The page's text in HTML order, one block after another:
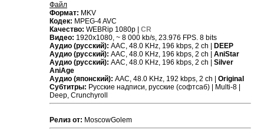
Файл
Формат: MKV
Кодек: MPEG-4 AVC
Качество: WEBRip 1080p | CR
Видео: 1920x1080, ~ 8 000 kb/s, 23.976 FPS. 8 bits
Аудио (русский): AAC, 48.0 KHz, 196 kbps, 2 ch |
DEEP
Аудио (русский): AAC, 48.0 KHz, 196 kbps, 2 ch | AniStar
Аудио (русский): AAC, 48.0 KHz, 196 kbps, 2 ch | Silver
AniAge
Аудио (японский): AAC, 48.0 KHz, 192 kbps, 2 ch | Original
Субтитры: Русские надписи, русские (софтсаб) | Multi-8 |
Deep, Crunchyroll
Релиз от: MoscowGolem